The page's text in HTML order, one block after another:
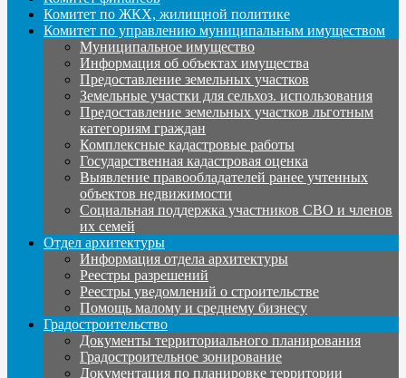
Комитет по ЖКХ, жилищной политике
Комитет по управлению муниципальным имуществом
Муниципальное имущество
Информация об объектах имущества
Предоставление земельных участков
Земельные участки для сельхоз. использования
Предоставление земельных участков льготным
категориям граждан
Комплексные кадастровые работы
Государственная кадастровая оценка
Выявление правообладателей ранее учтенных
объектов недвижимости
Социальная поддержка участников СВО и членов
их семей
Отдел архитектуры
Информация отдела архитектуры
Реестры разрешений
Реестры уведомлений о строительстве
Помощь малому и среднему бизнесу
Градостроительство
Документы территориального планирования
Градостроительное зонирование
Документация по планировке территории